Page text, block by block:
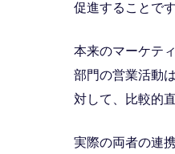
促進することです
本来のマーケテ
部門の営業活動
対して、比較的
実際の両者の連